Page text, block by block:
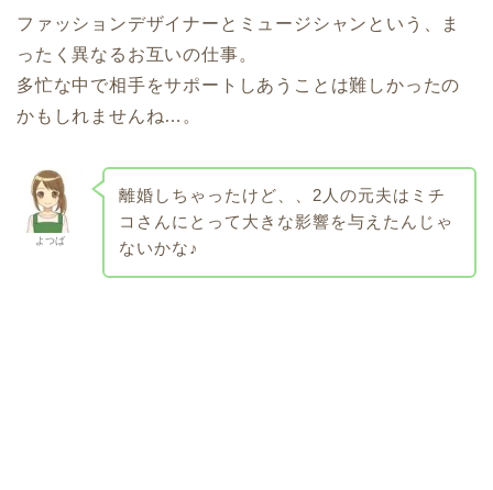
ファッションデザイナーとミュージシャンという、ま
ったく異なるお互いの仕事。
多忙な中で相手をサポートしあうことは難しかったの
かもしれませんね…。
よつば
離婚しちゃったけど、、2人の元夫はミチ
コさんにとって大きな影響を与えたんじゃ
ないかな♪